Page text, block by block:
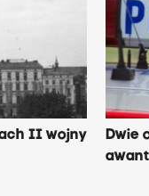
II wojny
Dwie